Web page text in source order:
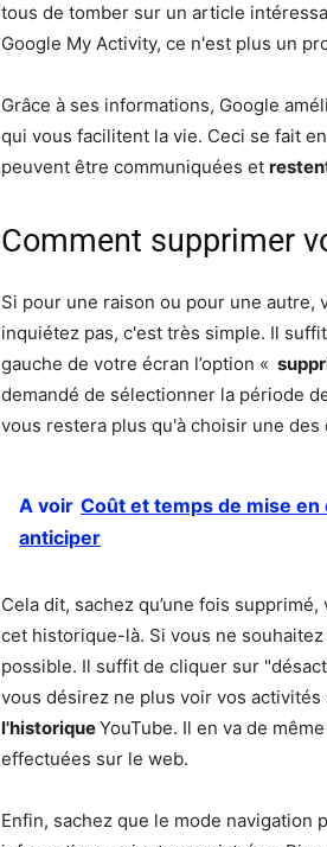
tous de tomber sur un article
Google My Activity, ce n'est plus un
Grâce à ses informations, Google
qui vous facilitent la vie. Ceci se fait
peuvent être communiquées et
Comment supprimer
Si pour une raison ou pour une
inquiétez pas, c'est très simple. Il
gauche de votre écran l’option «
demandé de sélectionner la période
vous restera plus qu'à choisir une
A voir Coût et temps de mise
anticiper
Cela dit, sachez qu’une fois
cet historique-là. Si vous ne
possible. Il suffit de cliquer sur
vous désirez ne plus voir vos
l'historiqueYouTube. Il en va de
effectuées sur le web.
Enfin, sachez que le mode